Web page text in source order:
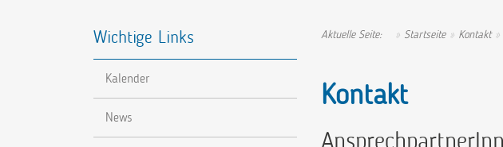
FAQ
Innovation & Technologie
Forschung & Entwicklung
Marktplatz Abo
Aktuelle Seite: Startseite Kontakt
Kontakt
Wichtige Links
Kalender
News